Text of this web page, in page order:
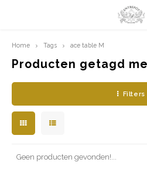
Hoofdmenu / limited prints
LIMITED
CLASSIC LADIES
ORIENTAL
Hoofdmenu
Taal
Nederlands
Home Tags ace table M
Producten getagd
Filters
Geen producten gevonden!...